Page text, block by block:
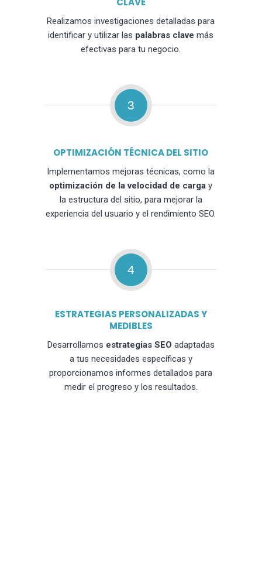
Realizamos investigaciones detalladas para
identificar y utilizar las palabras clave más
efectivas para tu negocio.
3
OPTIMIZACIÓN TÉCNICA DEL SITIO
Implementamos mejoras técnicas, como la
optimización de la velocidad de carga y
la estructura del sitio, para mejorar la
experiencia del usuario y el rendimiento SEO.
4
ESTRATEGIAS PERSONALIZADAS Y
MEDIBLES
Desarrollamos estrategias SEO adaptadas
a tus necesidades específicas y
proporcionamos informes detallados para
medir el progreso y los resultados.